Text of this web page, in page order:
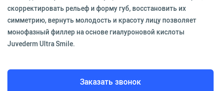
скорректировать рельеф и форму губ, восстановить их
симметрию, вернуть молодость и красоту лицу позволяет
монофазный филлер на основе гиалуроновой кислоты
Juvederm Ultra Smile.
Заказать звонок